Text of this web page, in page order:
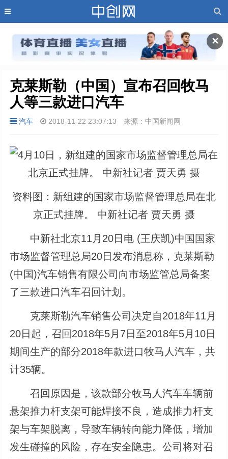
✕
克莱斯勒（中国）宣布召回牧马
人等三款进口汽车
汽车 2018-11-22 23:07:13 来源：中国新闻网
资料图：新组建的国家市场监督管理总局在北
京正式挂牌。 中新社记者 贾天勇 摄
中新社北京11月20日电 (王庆凯)中国国家
市场监督管理总局20日发布消息称，克莱斯勒
(中国)汽车销售有限公司向市场监管总局备案
了三款进口汽车召回计划。
克莱斯勒汽车销售公司决定自2018年11月
20日起，召回2018年5月7日至2018年5月10日
期间生产的部分2018年款进口牧马人汽车，共
计35辆。
召回原因是，该款部分牧马人汽车车辆前
悬架推力杆支架可能焊接不良，造成推力杆支
架与车架脱离，导致车辆转向能力降低，增加
发生碰撞的风险，存在安全隐患。公司将对召